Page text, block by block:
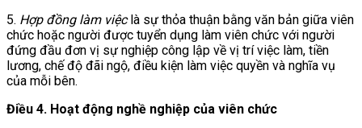
5. Hợp đồng làm việclà sự thỏa thuận bằng văn bản giữa viên
chức hoặc người được tuyển dụng làm viên chức với người
đứng đầu đơn vị sự nghiệp công lập về vị trí việc làm, tiền
lương, chế độ đãi ngộ, điều kiện làm việc quyền và nghĩa vụ
của mỗi bên.
Điều 4. Hoạt động nghề nghiệp của viên chức